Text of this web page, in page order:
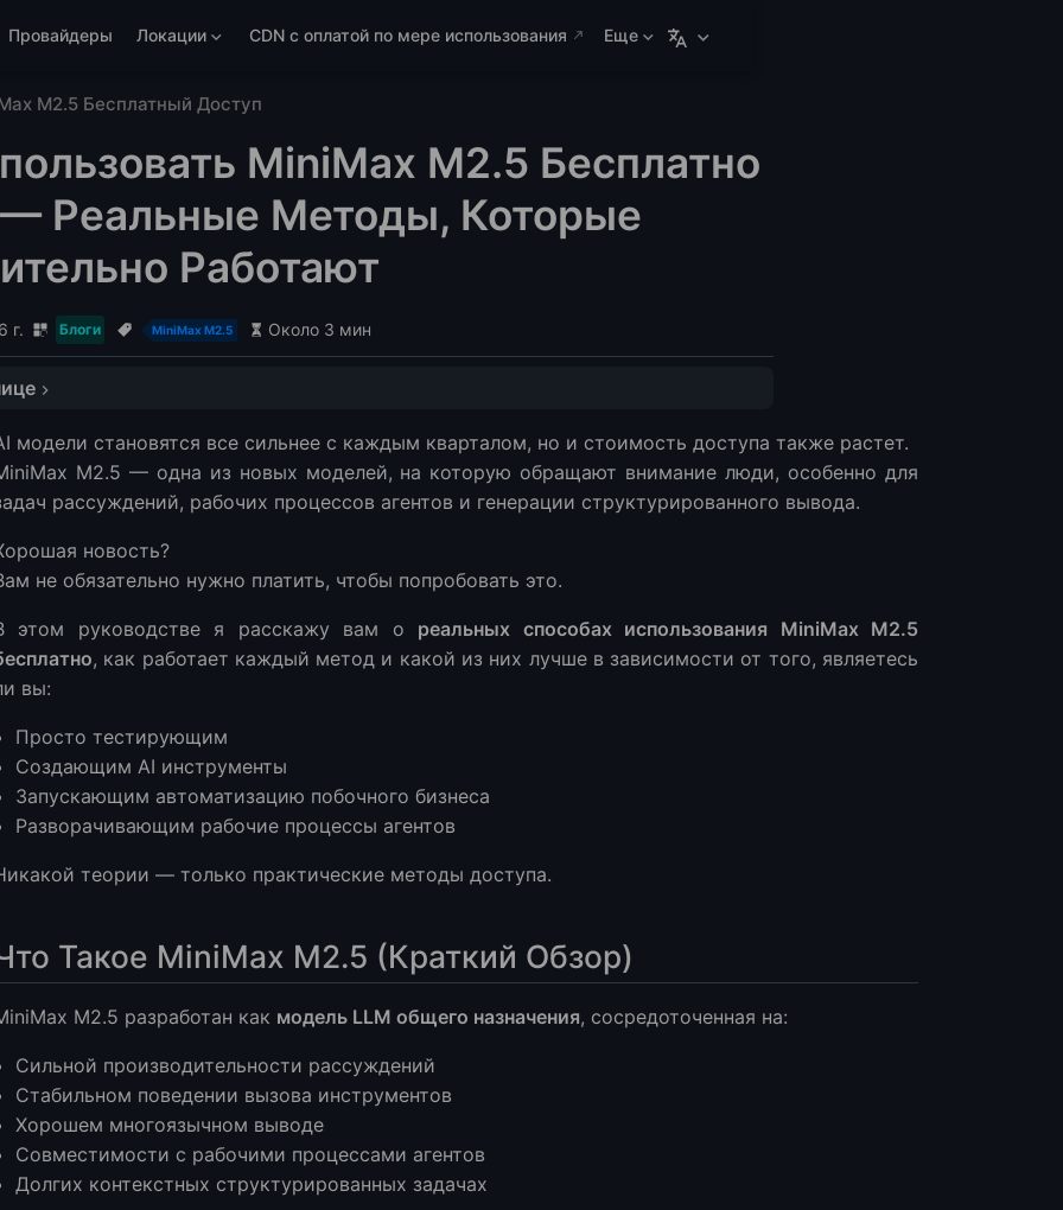
Провайдеры Локации CDN с оплатой по мере использования Еще
M2.5 Бесплатный Доступ
MiniMax M2.5 Бесплатно
Реальные Методы, Которые
Работают
г. Блоги MiniMax M2.5 Около 3 мин
Бесплатные Кредиты от AI Платформ (Самый Простой Способ)
к Пробной Версии для Разработчиков (Лучший для Создателей)
на Хакатонах / Образовательных Мероприятиях
Использование через Платформы AI Агентов
использования
Метод Выбрать?
Бесплатно Хорошо — Но Стабильность Имеет Значение
Нагрузок MiniMax M2.5 Дешево (Реальная Стратегия Настройки)
Вопросы
M2.5 для кодирования?
его локально?
использования для реальных проектов?
кредиты?
модели становятся все сильнее с каждым кварталом, но и стоимость доступа также растет.
M2.5 — одна из новых моделей, на которую обращают внимание люди, особенно для
рассуждений, рабочих процессов агентов и генерации структурированного вывода.
новость?
не обязательно нужно платить, чтобы попробовать это.
этом руководстве я расскажу вам о реальных способах использования MiniMax M2.5
, как работает каждый метод и какой из них лучше в зависимости от того, являетесь
вы:
Просто тестирующим
Создающим AI инструменты
Запускающим автоматизацию побочного бизнеса
Разворачивающим рабочие процессы агентов
теории — только практические методы доступа.
Такое MiniMax M2.5 (Краткий Обзор)
M2.5 разработан как модель LLM общего назначения, сосредоточенная на:
Сильной производительности рассуждений
Стабильном поведении вызова инструментов
Хорошем многоязычном выводе
Совместимости с рабочими процессами агентов
Долгих контекстных структурированных задачах